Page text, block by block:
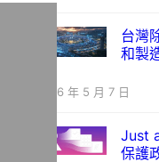
台灣
和製
2026 年 5 月 7 日
Just
保護